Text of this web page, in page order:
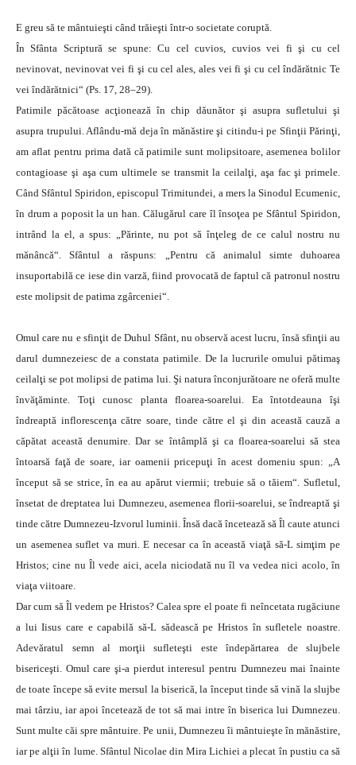
E greu să te mântuieşti când trăieşti într-o societate coruptă.
În Sfânta Scriptură se spune: Cu cel cuvios, cuvios vei fi şi cu cel
nevinovat, nevinovat vei fi şi cu cel ales, ales vei fi şi cu cel îndărătnic Te
vei îndărătnici“ (Ps. 17, 28–29).
Patimile păcătoase acţionează în chip dăunător şi asupra sufletului şi
asupra trupului. Aflându-mă deja în mănăstire şi citindu-i pe Sfinţii Părinţi,
am aflat pentru prima dată că patimile sunt molipsitoare, asemenea bolilor
contagioase şi aşa cum ultimele se transmit la ceilalţi, aşa fac şi primele.
Când Sfântul Spiridon, episcopul Trimitundei, a mers la Sinodul Ecumenic,
în drum a poposit la un han. Călugărul care îl însoţea pe Sfântul Spiridon,
intrând la el, a spus: „Părinte, nu pot să înţeleg de ce calul nostru nu
mănâncă“. Sfântul a răspuns: „Pentru că animalul simte duhoarea
insuportabilă ce iese din varză, fiind provocată de faptul că patronul nostru
este molipsit de patima zgârceniei“.
Omul care nu e sfinţit de Duhul Sfânt, nu observă acest lucru, însă sfinţii au
darul dumnezeiesc de a constata patimile. De la lucrurile omului pătimaş
ceilalţi se pot molipsi de patima lui. Şi natura înconjurătoare ne oferă multe
învăţăminte. Toţi cunosc planta floarea-soarelui. Ea întotdeauna îşi
îndreaptă inflorescenţa către soare, tinde către el şi din această cauză a
căpătat această denumire. Dar se întâmplă şi ca floarea-soarelui să stea
întoarsă faţă de soare, iar oamenii pricepuţi în acest domeniu spun: „A
început să se strice, în ea au apărut viermii; trebuie să o tăiem“. Sufletul,
însetat de dreptatea lui Dumnezeu, asemenea florii-soarelui, se îndreaptă şi
tinde către Dumnezeu-Izvorul luminii. Însă dacă încetează să Îl caute atunci
un asemenea suflet va muri. E necesar ca în această viaţă să-L simţim pe
Hristos; cine nu Îl vede aici, acela niciodată nu îl va vedea nici acolo, în
viaţa viitoare.
Dar cum să Îl vedem pe Hristos? Calea spre el poate fi neîncetata rugăciune
a lui Iisus care e capabilă să-L sădească pe Hristos în sufletele noastre.
Adevăratul semn al morţii sufleteşti este îndepărtarea de slujbele
bisericeşti. Omul care şi-a pierdut interesul pentru Dumnezeu mai înainte
de toate începe să evite mersul la biserică, la început tinde să vină la slujbe
mai târziu, iar apoi încetează de tot să mai intre în biserica lui Dumnezeu.
Sunt multe căi spre mântuire. Pe unii, Dumnezeu îi mântuieşte în mănăstire,
iar pe alţii în lume. Sfântul Nicolae din Mira Lichiei a plecat în pustiu ca să